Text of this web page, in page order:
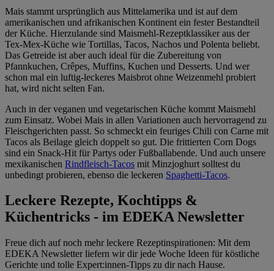
Mais stammt ursprünglich aus Mittelamerika und ist auf dem
amerikanischen und afrikanischen Kontinent ein fester Bestandteil
der Küche. Hierzulande sind Maismehl-Rezeptklassiker aus der
Tex-Mex-Küche wie Tortillas, Tacos, Nachos und Polenta beliebt.
Das Getreide ist aber auch ideal für die Zubereitung von
Pfannkuchen, Crêpes, Muffins, Kuchen und Desserts. Und wer
schon mal ein luftig-leckeres Maisbrot ohne Weizenmehl probiert
hat, wird nicht selten Fan.
Auch in der veganen und vegetarischen Küche kommt Maismehl
zum Einsatz. Wobei Mais in allen Variationen auch hervorragend zu
Fleischgerichten passt. So schmeckt ein feuriges Chili con Carne mit
Tacos als Beilage gleich doppelt so gut. Die frittierten Corn Dogs
sind ein Snack-Hit für Partys oder Fußballabende. Und auch unsere
mexikanischen Rindfleisch-Tacos mit Minzjoghurt solltest du
unbedingt probieren, ebenso die leckeren Spaghetti-Tacos.
Leckere Rezepte, Kochtipps &
Küchentricks - im EDEKA Newsletter
Freue dich auf noch mehr leckere Rezeptinspirationen: Mit dem
EDEKA Newsletter liefern wir dir jede Woche Ideen für köstliche
Gerichte und tolle Expert:innen-Tipps zu dir nach Hause.